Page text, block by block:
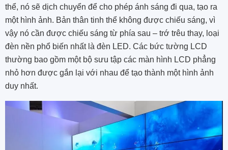
thể, nó sẽ dịch chuyển để cho phép ánh sáng đi qua, tạo ra
một hình ảnh. Bản thân tinh thể không được chiếu sáng, vì
vậy nó cần được chiếu sáng từ phía sau – trớ trêu thay, loại
đèn nền phổ biến nhất là đèn LED. Các bức tường LCD
thường bao gồm một bộ sưu tập các màn hình LCD phẳng
nhỏ hơn được gắn lại với nhau để tạo thành một hình ảnh
duy nhất.